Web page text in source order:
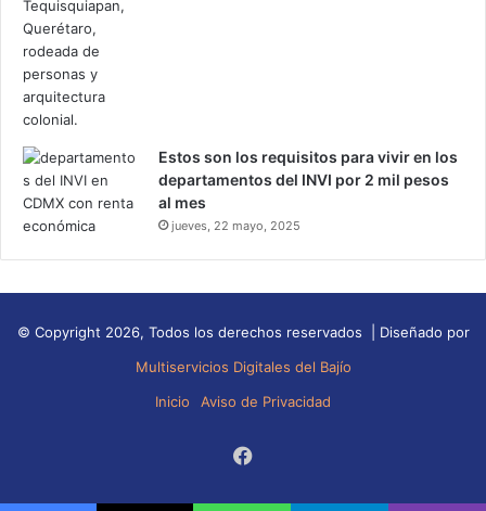
Estos son los requisitos para vivir en los
departamentos del INVI por 2 mil pesos
al mes
jueves, 22 mayo, 2025
© Copyright 2026, Todos los derechos reservados | Diseñado por
Multiservicios Digitales del Bajío
Inicio
Aviso de Privacidad
Facebook